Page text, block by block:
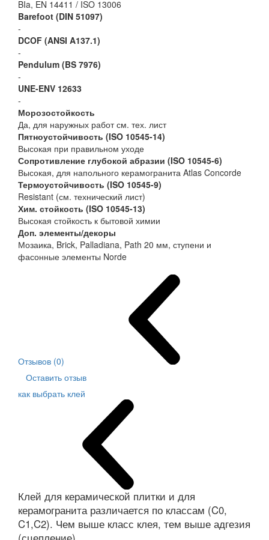
BIa, EN 14411 / ISO 13006
Barefoot (DIN 51097)
-
DCOF (ANSI A137.1)
-
Pendulum (BS 7976)
-
UNE-ENV 12633
-
Морозостойкость
Да, для наружных работ см. тех. лист
Пятноустойчивость (ISO 10545-14)
Высокая при правильном уходе
Сопротивление глубокой абразии (ISO 10545-6)
Высокая, для напольного керамогранита Atlas Concorde
Термоустойчивость (ISO 10545-9)
Resistant (см. технический лист)
Хим. стойкость (ISO 10545-13)
Высокая стойкость к бытовой химии
Доп. элементы/декоры
Мозаика, Brick, Palladiana, Path 20 мм, ступени и
фасонные элементы Norde
Отзывов (0)
Оставить отзыв
как выбрать клей
Клей для керамической плитки и для
керамогранита различается по классам (C0,
C1,C2). Чем выше класс клея, тем выше адгезия